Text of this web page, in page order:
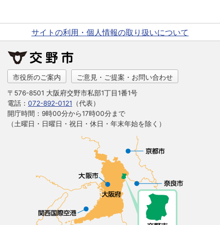
サイトの利用・個人情報の取り扱いについて
市役所のご案内 ご意見・ご提案・お問い合わせ
〒576-8501 大阪府交野市私部1丁目1番1号
電話： 072-892-0121 （代表）
開庁時間：9時00分から17時00分まで
（土曜日・日曜日・祝日・休日・年末年始を除く）